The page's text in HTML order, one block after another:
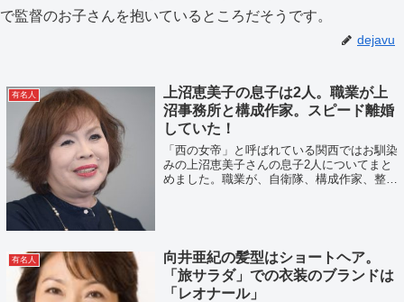
で監督のお子さんを抱いているところだそうです。
dejavu
有名人
上沼恵美子の息子は2人。職業が上
沼事務所と構成作家。スピード離婚
していた！
「西の女帝」と呼ばれている関西ではお馴染
みの上沼恵美子さんの息子2人についてまと
めました。職業が、自衛隊、構成作家、整骨
有名人
向井亜紀の髪型はショートヘア。
「旅サラダ」での衣装のブランドは
「レオナール」